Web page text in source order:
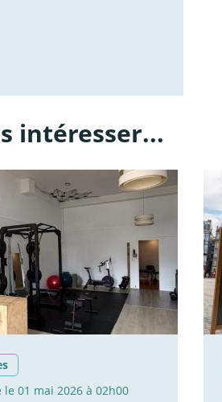
intéresser...
le 01 mai 2026 à 02h00